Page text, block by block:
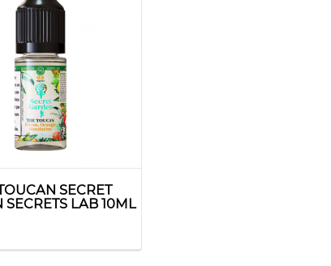
SECRET
SECRETS LAB 10ML